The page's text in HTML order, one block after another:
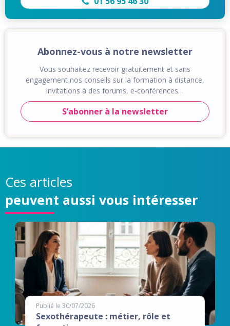
Abonnez-vous à notre newsletter
Vous souhaitez recevoir gratuitement et sans
engagement nos conseils sur la formation à distance,
invitations à des forums, e-conférences…
S’abonner à la newsletter
Ces articles
peuvent aussi vous intéresser
Publié le 30/07/2026
Sexothérapeute : métier, rôle et